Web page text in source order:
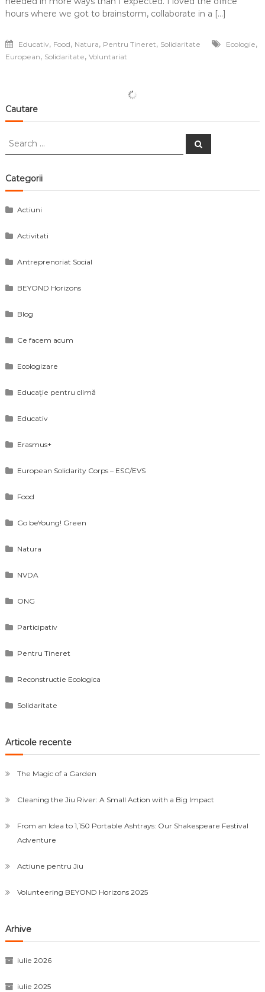
hours where we got to brainstorm, collaborate in a […]
Educativ, Food, Natura, Pentru Tineret, Solidaritate Ecologie,
European, Solidaritate, Voluntariat
Cautare
Search
Search
Categorii
Actiuni
Activitati
Antreprenoriat Social
BEYOND Horizons
Blog
Ce facem acum
Ecologizare
Educație pentru climă
Educativ
Erasmus+
European Solidarity Corps – ESC/EVS
Food
Go beYoung! Green
Natura
NVDA
ONG
Participativ
Pentru Tineret
Reconstructie Ecologica
Solidaritate
Articole recente
The Magic of a Garden
Cleaning the Jiu River: A Small Action with a Big Impact
From an Idea to 1,150 Portable Ashtrays: Our Shakespeare Festival
Adventure
Actiune pentru Jiu
Volunteering BEYOND Horizons 2025
Arhive
iulie 2026
iulie 2025